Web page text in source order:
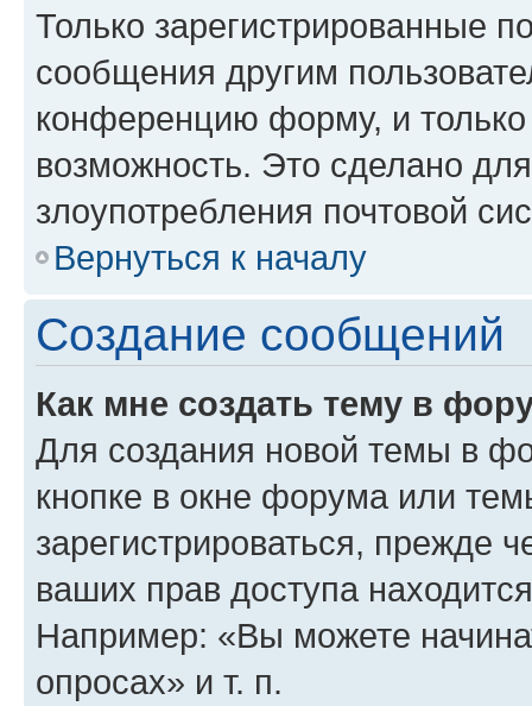
Только зарегистрированные
сообщения другим
конференцию форму, и
возможность. Это сделано
злоупотребления почтовой
Вернуться к началу
Создание сообщений
Как мне создать тему в
Для создания новой темы в
кнопке в окне форума или
зарегистрироваться, прежде
ваших прав доступа
Например: «Вы можете
опросах» и т. п.